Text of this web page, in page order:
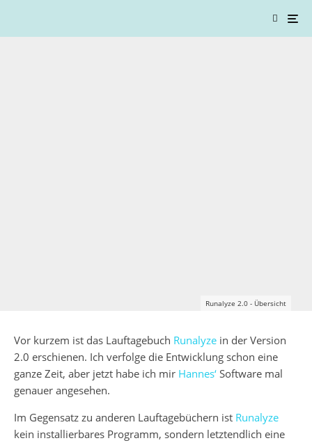
Runalyze 2.0 - Übersicht
Vor kurzem ist das Lauftagebuch Runalyze in der Version
2.0 erschienen. Ich verfolge die Entwicklung schon eine
ganze Zeit, aber jetzt habe ich mir Hannes‘ Software mal
genauer angesehen.
Im Gegensatz zu anderen Lauftagebüchern ist Runalyze
kein installierbares Programm, sondern letztendlich eine